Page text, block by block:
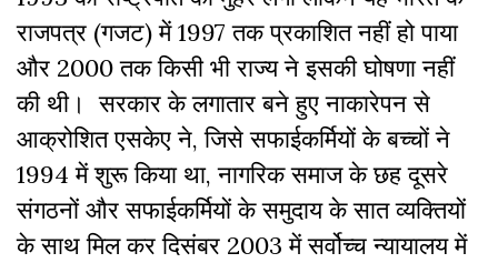
राजपत्र (गजट) में 1997 तक प्रकाशित नहीं हो पाया
और 2000 तक किसी भी राज्य ने इसकी घोषणा नहीं
की थी। सरकार के लगातार बने हुए नाकारेपन से
आक्रोशित एसकेए ने, जिसे सफाईकर्मियों के बच्चों ने
1994 में शुरू किया था, नागरिक समाज के छह दूसरे
संगठनों और सफाईकर्मियों के समुदाय के सात व्यक्तियों
के साथ मिल कर दिसंबर 2003 में सर्वोच्च न्यायालय में